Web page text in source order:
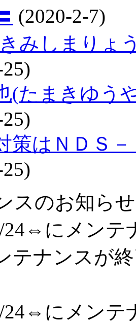
(2020-2-7)
みしまりょ
(たまきゆう
策はＮＤＳ
スのお知ら
24⇔にメンテ
テナンスが
24⇔にメンテ